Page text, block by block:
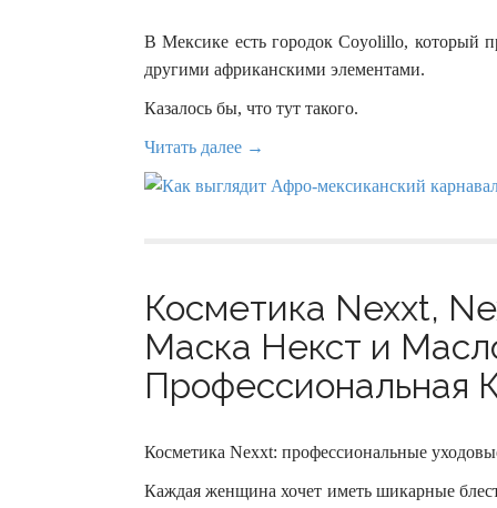
В Мексике есть городок Coyolillo, который
другими африканскими элементами.
Казалось бы, что тут такого.
Читать далее →
Косметика Nexxt,
Маска Некст и
Профессиональная
Косметика Nexxt: профессиональные
Каждая женщина хочет иметь шикарные